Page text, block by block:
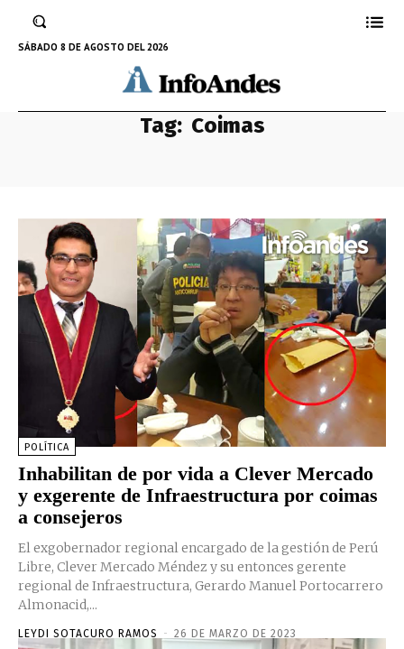
SÁBADO 8 DE AGOSTO DEL 2026
Tag: Coimas
POLÍTICA
Inhabilitan de por vida a Clever Mercado
y exgerente de Infraestructura por coimas
a consejeros
El exgobernador regional encargado de la gestión de Perú
Libre, Clever Mercado Méndez y su entonces gerente
regional de Infraestructura, Gerardo Manuel Portocarrero
Almonacid,...
LEYDI SOTACURO RAMOS - 26 DE MARZO DE 2023